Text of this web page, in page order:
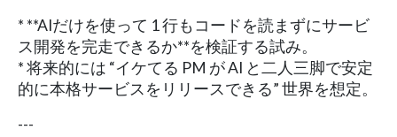
* **AIだけを使って 1 行もコードを読まずにサービ
ス開発を完走できるか**を検証する試み。
* 将来的には “イケてる PM が AI と二人三脚で安定
的に本格サービスをリリースできる” 世界を想定。
---